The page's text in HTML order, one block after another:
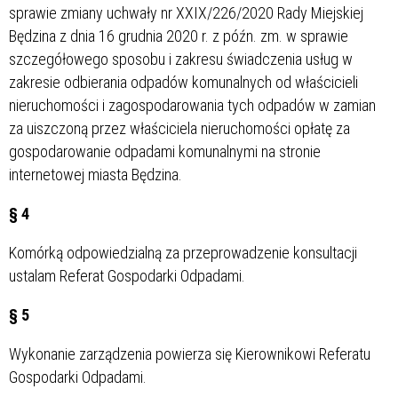
sprawie zmiany uchwały nr XXIX/226/2020 Rady Miejskiej
Będzina z dnia 16 grudnia 2020 r. z późn. zm. w sprawie
szczegółowego sposobu i zakresu świadczenia usług w
zakresie odbierania odpadów komunalnych od właścicieli
nieruchomości i zagospodarowania tych odpadów w zamian
za uiszczoną przez właściciela nieruchomości opłatę za
gospodarowanie odpadami komunalnymi na stronie
internetowej miasta Będzina.
§ 4
Komórką odpowiedzialną za przeprowadzenie konsultacji
ustalam Referat Gospodarki Odpadami.
§ 5
Wykonanie zarządzenia powierza się Kierownikowi Referatu
Gospodarki Odpadami.